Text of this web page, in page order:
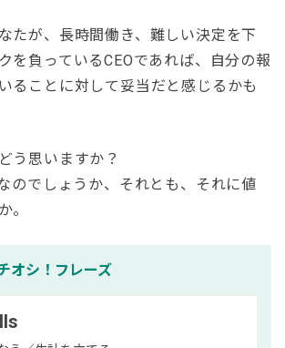
たが、長時間働き、難しい決定を下
を負っているCEOであれば、自分の報
ることに対して妥当だと感じるかも
う思いますか？
のでしょうか、それとも、それに値
。
オシ！フレーズ